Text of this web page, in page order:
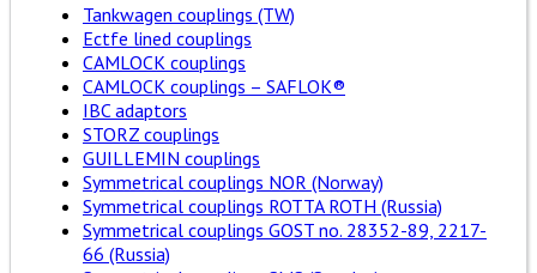
Tankwagen couplings (TW)
Ectfe lined couplings
CAMLOCK couplings
CAMLOCK couplings – SAFLOK®
IBC adaptors
STORZ couplings
GUILLEMIN couplings
Symmetrical couplings NOR (Norway)
Symmetrical couplings ROTTA ROTH (Russia)
Symmetrical couplings GOST no. 28352-89, 2217-
66 (Russia)